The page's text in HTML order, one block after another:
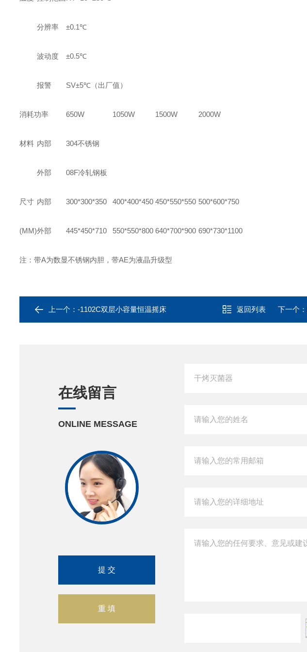
分辨率 ±0.1℃
波动度 ±0.5℃
报警 SV±5℃ （出厂值）
消耗功率 650W 1050W 1500W 2000W
材料 内部 304不锈钢
外部 08F冷轧钢板
尺寸
(MM)
内部 300*300*350 400*400*450 450*550*550 500*600*750
外部 445*450*710 550*550*800 640*700*900 690*730*1100
注：带A为数显不锈钢内胆，带AE为液晶升级型
上一个： -1102C双层小容量恒温摇床 返回列表 下一个：
在线留言
ONLINE MESSAGE